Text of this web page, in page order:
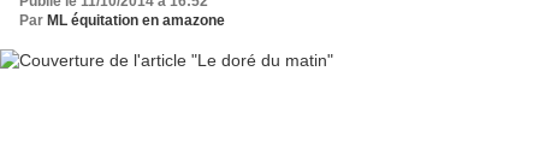
Par ML équitation en amazone